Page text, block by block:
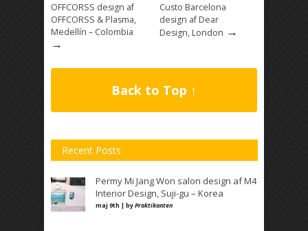
OFFCORSS design af
OFFCORSS & Plasma,
Medellín – Colombia
→
Custo Barcelona
design af Dear
Design, London →
Back to Top ↑
Recent Posts
Permy Mi Jang Won salon design af M4
Interior Design, Suji-gu – Korea
maj 9th | byPraktikanten